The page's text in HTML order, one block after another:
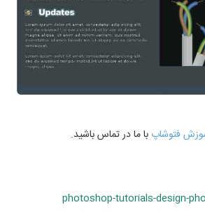
فتوشاپ با ما در تماس باشید.
photoshop-tutorials-design-